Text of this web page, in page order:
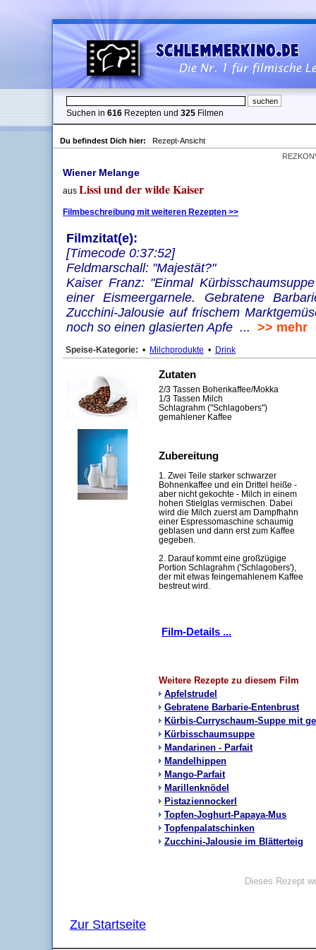
Suchen in 616 Rezepten und 325 Filmen
Du befindest Dich hier:
Rezept-Ansicht
Wiener Melange
aus Lissi und der wilde Kaiser
Filmbeschreibung mit weiteren Rezepten >>
Filmzitat(e):
[Timecode 0:37:52]
Feldmarschall: "Majestät?"
Kaiser Franz: "Einmal
einer Eismeergarnele. Gebratene
Zucchini-Jalousie auf frischem
noch so einen glasierten Apfe ... >> mehr
Speise-Kategorie: • Milchprodukte • Drink
Zutaten
2/3 Tassen Bohenkaffee/Mokka
1/3 Tassen Milch
Schlagrahm ("Schlagobers")
gemahlener Kaffee
Zubereitung
1. Zwei Teile starker schwarzer
Bohnenkaffee und ein Drittel heiße -
aber nicht gekochte - Milch in einem
hohen Stielglas vermischen. Dabei
wird die Milch zuerst am Dampfhahn
einer Espressomaschine schaumig
geblasen und dann erst zum Kaffee
gegeben.
2. Darauf kommt eine großzügige
Portion Schlagrahm ('Schlagobers'),
der mit etwas feingemahlenem Kaffee
bestreut wird.
Film-Details ...
Weitere Rezepte zu diesem Film
Apfelstrudel
Gebratene Barbarie-Entenbrust
Kürbis-Curryschaum-Suppe mit
Kürbisschaumsuppe
Mandarinen - Parfait
Mandelhippen
Mango-Parfait
Marillenknödel
Pistaziennockerl
Topfen-Joghurt-Papaya-Mus
Topfenpalatschinken
Zucchini-Jalousie im Blätterteig
Dieses Rezept
Zur Startseite